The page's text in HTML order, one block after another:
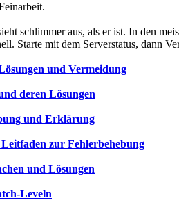
schlimmer aus, als er ist. In den
Starte mit dem Serverstatus, dann
und Vermeidung
deren Lösungen
und Erklärung
zur Fehlerbehebung
und Lösungen
Leveln